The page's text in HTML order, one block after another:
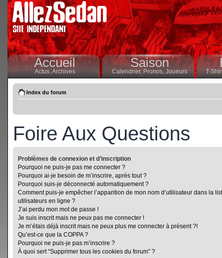
Accueil
Actus,Archives
Saison
Calendrier,Pronos, Joueurs T-
Index du forum
Foire Aux Questions
Problèmes de connexion et d’inscription
Pourquoi ne puis-je pas me connecter ?
Pourquoi ai-je besoin de m’inscrire, après tout ?
Pourquoi suis-je déconnecté automatiquement ?
Comment puis-je empêcher l’apparition de mon nom d’utilisateur dans la
utilisateurs en ligne ?
J’ai perdu mon mot de passe !
Je suis inscrit mais ne peux pas me connecter !
Je m’étais déjà inscrit mais ne peux plus me connecter à présent ?!
Qu’est-ce que la COPPA ?
Pourquoi ne puis-je pas m’inscrire ?
À quoi sert “Supprimer tous les cookies du forum” ?